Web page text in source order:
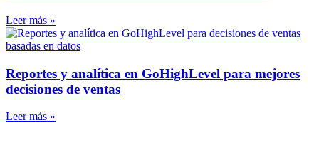
Leer más »
Reportes y analítica en GoHighLevel para mejores
decisiones de ventas
Leer más »